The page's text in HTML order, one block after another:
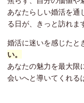
あなたらしい婚活を通
る日が、きっと訪れま
婚活に迷いを感じたと
い。
あなたの魅力を最大限
会いへと導いてくれる